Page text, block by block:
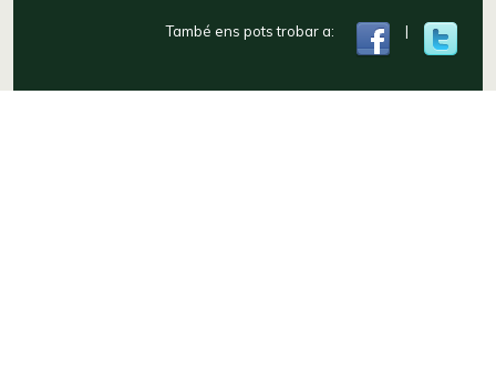
També ens pots trobar a: |